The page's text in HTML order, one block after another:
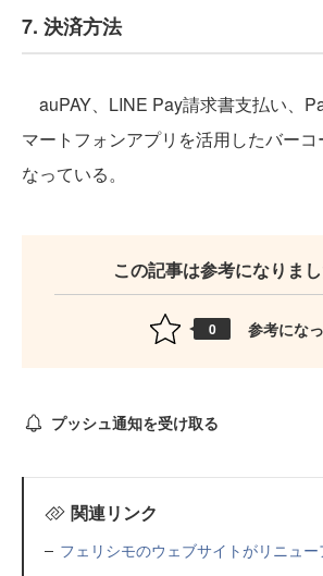
7. 決済方法
auPAY、LINE Pay請求書支払い、
マートフォンアプリを活用したバー
なっている。
この記事は参考になりま
0 参考にな
プッシュ通知を受け取る
関連リンク
フェリシモのウェブサイトがリニュー